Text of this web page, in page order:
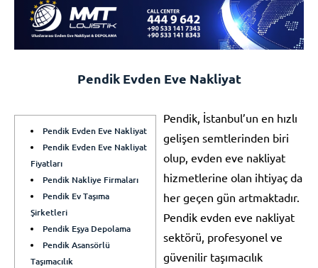
Pendik Evden Eve Nakliyat
Pendik Evden Eve Nakliyat
Pendik Evden Eve Nakliyat
Fiyatları
Pendik Nakliye Firmaları
Pendik Ev Taşıma
Şirketleri
Pendik Eşya Depolama
Pendik Asansörlü
Taşımacılık
Pendik, İstanbul’un en hızlı
gelişen semtlerinden biri
olup, evden eve nakliyat
hizmetlerine olan ihtiyaç da
her geçen gün artmaktadır.
Pendik evden eve nakliyat
sektörü, profesyonel ve
güvenilir taşımacılık